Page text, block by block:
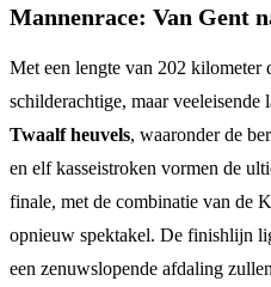
Mannenrace: Van Gent
Met een lengte van 202 kilometer
schilderachtige, maar veeleisende
Twaalf heuvels, waaronder de
en elf kasseistroken vormen de
finale, met de combinatie van de
opnieuw spektakel. De finishlijn
een zenuwslopende afdaling